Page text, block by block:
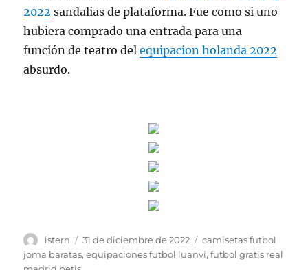
2022 sandalias de plataforma. Fue como si uno
hubiera comprado una entrada para una
función de teatro delequipacion holanda 2022
absurdo.
Autor
istern
Publicado
el
31 de diciembre de 2022 Etiquetas
camisetas futbol
joma baratas,equipaciones futbol luanvi,futbol gratis real